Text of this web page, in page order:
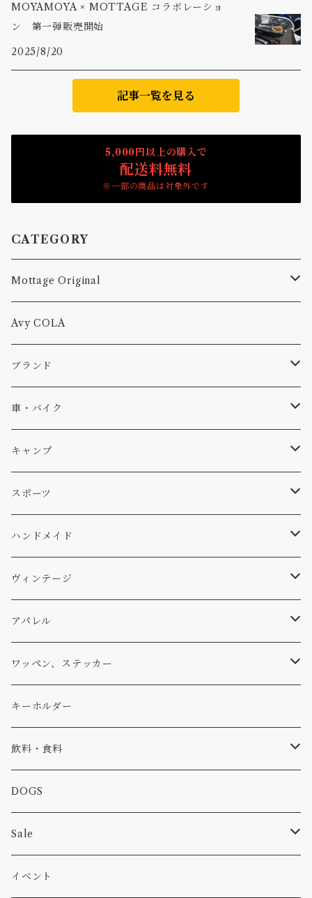
MOYAMOYA × MOTTAGE コラボレーショ
ン 第一弾販売開始
2025/8/20
記事一覧を見る
5,000円以上の購入で
配送料無料
※一部の商品は対象外です
CATEGORY
Mottage Original
Tシャツ
キャップ、ニット
ソックス
雑貨
ステッカー
バッグ
パンツ
パーカー・トレーナー
アウター
コラボ
食品
Avy COLA
ブランド
Db
サーフ
スキー
A-Frame
DOGS
WEAR
Four My Self
Ten
アメリカ軍払い下げ
...mura
車・バイク
車外
マット、シート
エアフレッシュナー
小物
ヘルメット
キャンプ
ファニチャー
キッチン
スリーピング
小物
コーヒー
焚き火
スポーツ
サーフ
スキー
ハンドメイド
ステッカー
ワッペン
小物
ヴィンテージ
ワッペン
ステッカー
小物
バイク
カー
アパレル
Tシャツ
キャップ、ニット
バッグ
小物
パンツ
パーカー・トレーナー
ワッペン、ステッカー
ワッペン
ステッカー
ピン
キーホルダー
飲料・食料
コーヒー
食べ物
DOGS
Sale
カー
イベント